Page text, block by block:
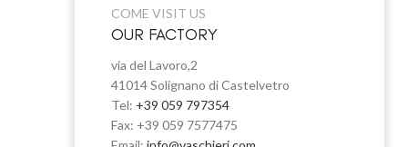
COME VISIT US
OUR FACTORY
via del Lavoro,2
41014 Solignano di Castelvetro
Tel: +39 059 797354
Fax: +39 059 7577475